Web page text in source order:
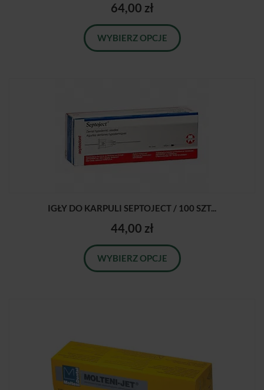
64,00 zł
WYBIERZ OPCJE
IGŁY DO KARPULI SEPTOJECT / 100 SZT...
44,00 zł
WYBIERZ OPCJE